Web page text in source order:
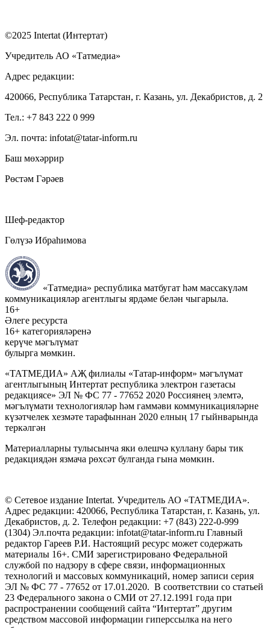
©2025 Intertat (Интертат)
Учредитель АО «Татмедиа»
Адрес редакции:
420066, Республика Татарстан, г. Казань, ул. Декабристов, д. 2
Тел.: +7 843 222 0 999
Эл. почта: infotat@tatar-inform.ru
Баш мөхәррир
Рөстәм Гәрәев
Шеф-редактор
Гөлүзә Ибраһимова
«Татмедиа» республика матбугат һәм массакүләм
коммуникацияләр агентлыгы ярдәме белән чыгарыла.
16+
Әлеге ресурста
16+ категорияләренә
керүче мәгълүмат
булырга мөмкин.
«ТАТМЕДИА» АҖ филиалы «Татар-информ» мәгълүмат
агентлыгының Интертат республика электрон газетасы
редакциясе» ЭЛ № ФС 77 - 77652 2020 Россиянең элемтә,
мәгълүмати технологияләр һәм гаммәви коммуникацияләрне
күзәтчелек хезмәте тарафыннан 2020 елның 17 гыйнварында
теркәлгән
Материалларны тулысынча яки өлешчә куллану бары тик
редакциядән язмача рөхсәт булганда гына мөмкин.
© Сетевое издание Intertat. Учредитель АО «ТАТМЕДИА».
Адрес редакции: 420066, Республика Татарстан, г. Казань, ул.
Декабристов, д. 2. Телефон редакции: +7 (843) 222-0-999
(1304) Эл.почта редакции: infotat@tatar-inform.ru Главный
редактор Гареев Р.И. Настоящий ресурс может содержать
материалы 16+. СМИ зарегистрировано Федеральной
службой по надзору в сфере связи, информационных
технологий и массовых коммуникаций, номер записи серия
ЭЛ № ФС 77 - 77652 от 17.01.2020. В соответствии со статьей
23 Федерального закона о СМИ от 27.12.1991 года при
распространении сообщений сайта “Интертат” другим
средством массовой информации гиперссылка на него